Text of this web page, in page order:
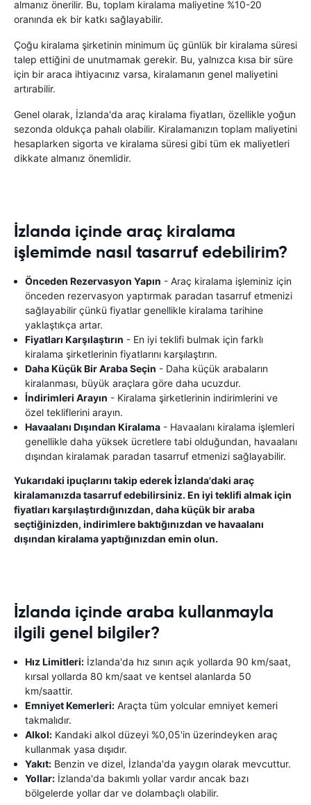
almanız önerilir. Bu, toplam kiralama maliyetine %10-20
oranında ek bir katkı sağlayabilir.
Çoğu kiralama şirketinin minimum üç günlük bir kiralama süresi
talep ettiğini de unutmamak gerekir. Bu, yalnızca kısa bir süre
için bir araca ihtiyacınız varsa, kiralamanın genel maliyetini
artırabilir.
Genel olarak, İzlanda'da araç kiralama fiyatları, özellikle yoğun
sezonda oldukça pahalı olabilir. Kiralamanızın toplam maliyetini
hesaplarken sigorta ve kiralama süresi gibi tüm ek maliyetleri
dikkate almanız önemlidir.
İzlanda içinde araç kiralama
işlemimde nasıl tasarruf edebilirim?
Önceden Rezervasyon Yapın - Araç kiralama işleminiz için
önceden rezervasyon yaptırmak paradan tasarruf etmenizi
sağlayabilir çünkü fiyatlar genellikle kiralama tarihine
yaklaştıkça artar.
Fiyatları Karşılaştırın - En iyi teklifi bulmak için farklı
kiralama şirketlerinin fiyatlarını karşılaştırın.
Daha Küçük Bir Araba Seçin - Daha küçük arabaların
kiralanması, büyük araçlara göre daha ucuzdur.
İndirimleri Arayın - Kiralama şirketlerinin indirimlerini ve
özel tekliflerini arayın.
Havaalanı Dışından Kiralama - Havaalanı kiralama işlemleri
genellikle daha yüksek ücretlere tabi olduğundan, havaalanı
dışından kiralamak paradan tasarruf etmenizi sağlayabilir.
Yukarıdaki ipuçlarını takip ederek İzlanda'daki araç
kiralamanızda tasarruf edebilirsiniz. En iyi teklifi almak için
fiyatları karşılaştırdığınızdan, daha küçük bir araba
seçtiğinizden, indirimlere baktığınızdan ve havaalanı
dışından kiralama yaptığınızdan emin olun.
İzlanda içinde araba kullanmayla
ilgili genel bilgiler?
Hız Limitleri: İzlanda'da hız sınırı açık yollarda 90 km/saat,
kırsal yollarda 80 km/saat ve kentsel alanlarda 50
km/saattir.
Emniyet Kemerleri: Araçta tüm yolcular emniyet kemeri
takmalıdır.
Alkol: Kandaki alkol düzeyi %0,05'in üzerindeyken araç
kullanmak yasa dışıdır.
Yakıt: Benzin ve dizel, İzlanda'da yaygın olarak mevcuttur.
Yollar: İzlanda'da bakımlı yollar vardır ancak bazı
bölgelerde yollar dar ve dolambaçlı olabilir.